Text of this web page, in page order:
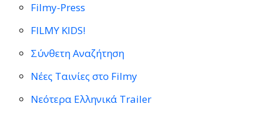
Filmy-Press
FILMY KIDS!
Σύνθετη Αναζήτηση
Νέες Ταινίες στο Filmy
Νεότερα Ελληνικά Trailer